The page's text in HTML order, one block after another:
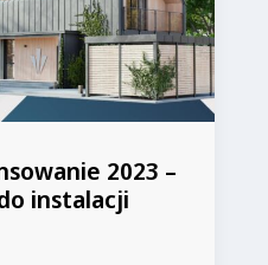
2023 –
instalacji